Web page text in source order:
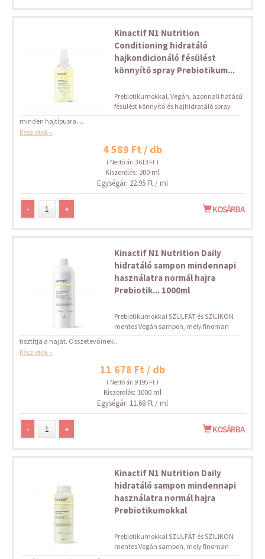
Kinactif N1 Nutrition
Conditioning hidratáló
hajkondicionáló fésülést
könnyítő spray Prebiotikum...
Prebiotikumokkal, Vegán, azonnali hatású
fésülést könnyítő és hajhidratáló spray
minden hajtípusra....
Részletek »
4 589 Ft / db
( Nettó ár: 3 613 Ft )
Kiszerelés: 200 ml
Egységár: 22.95 Ft / ml
- + KOSÁRBA
Kinactif N1 Nutrition Daily
hidratáló sampon mindennapi
használatra normál hajra
Prebiotik... 1000ml
Prebiotikumokkal SZULFÁT és SZILIKON
mentes Vegán sampon, mely finoman
tisztítja a hajat. Összetevőinek...
Részletek »
11 678 Ft / db
( Nettó ár: 9 195 Ft )
Kiszerelés: 1000 ml
Egységár: 11.68 Ft / ml
- + KOSÁRBA
Kinactif N1 Nutrition Daily
hidratáló sampon mindennapi
használatra normál hajra
Prebiotikumokkal
Prebiotikumokkal SZULFÁT és SZILIKON
mentes Vegán sampon, mely finoman